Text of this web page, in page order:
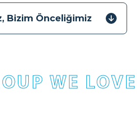
Bizim Önceliğimiz
WE